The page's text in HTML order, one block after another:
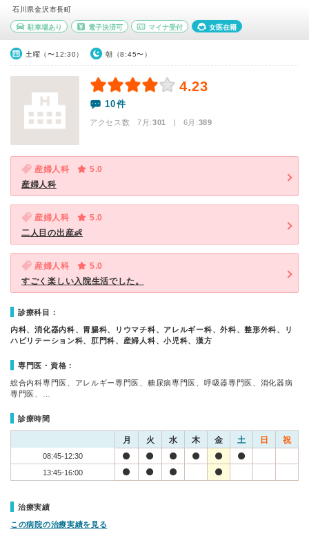
石川県金沢市長町
駐車場あり 電子決済可 マイナ受付 女医在籍
土曜（〜12:30） 朝（8:45〜）
4.23
10件
アクセス数 7月:301 | 6月:389
産婦人科
5.0
産婦人科
産婦人科
5.0
二人目の出産👶
産婦人科
5.0
すごく楽しい入院生活でした。
診療科目：
内科、消化器内科、胃腸科、リウマチ科、アレルギー科、外科、整形外科、リ
ハビリテーション科、肛門科、産婦人科、小児科、漢方
専門医・資格：
総合内科専門医、アレルギー専門医、糖尿病専門医、呼吸器専門医、消化器病
専門医、…
診療時間
月 火 水 木 金 土 日 祝
08:45-12:30
13:45-16:00
治療実績
この病院の治療実績を見る